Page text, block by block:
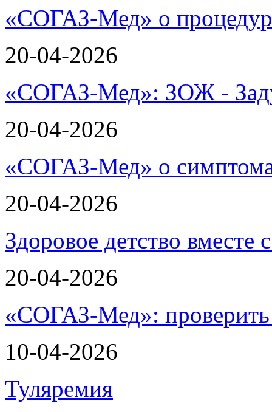
«СОГАЗ-Мед» о
20-04-2026
«СОГАЗ-Мед»: ЗОЖ -
20-04-2026
«СОГАЗ-Мед» о
20-04-2026
Здоровое детство
20-04-2026
«СОГАЗ-Мед»: проверить
10-04-2026
Туляремия